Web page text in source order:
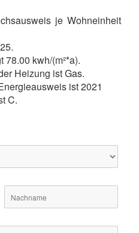
je Wohneinheit
kwh/(m²*a).
Heizung ist Gas.
ist 2021
C.